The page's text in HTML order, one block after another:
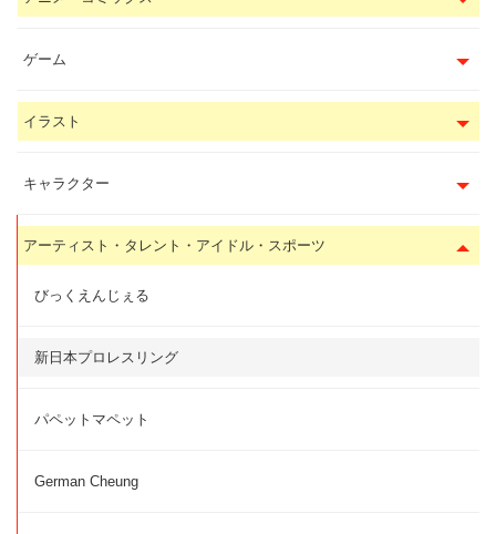
ゲーム
イラスト
キャラクター
アーティスト・タレント・アイドル・スポーツ
びっくえんじぇる
新日本プロレスリング
パペットマペット
German Cheung